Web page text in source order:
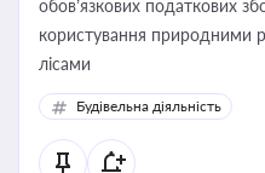
обов’язкових податкових
користування
лісами
Будівельна діяльність